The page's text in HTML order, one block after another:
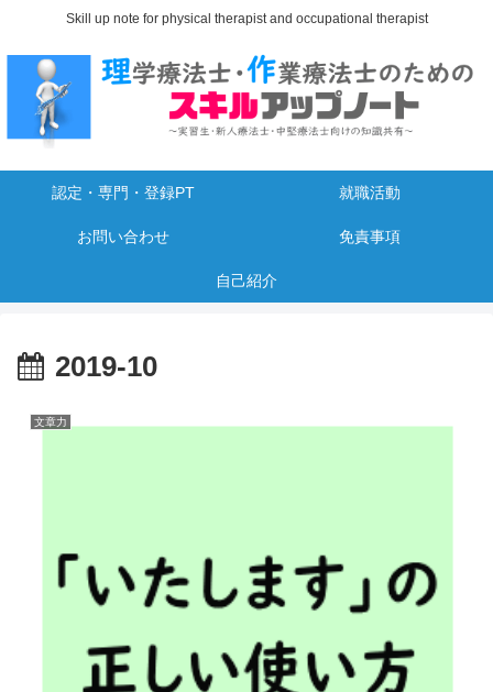
Skill up note for physical therapist and occupational therapist
認定・専門・登録PT 就職活動
お問い合わせ 免責事項
自己紹介
2019-10
文章力